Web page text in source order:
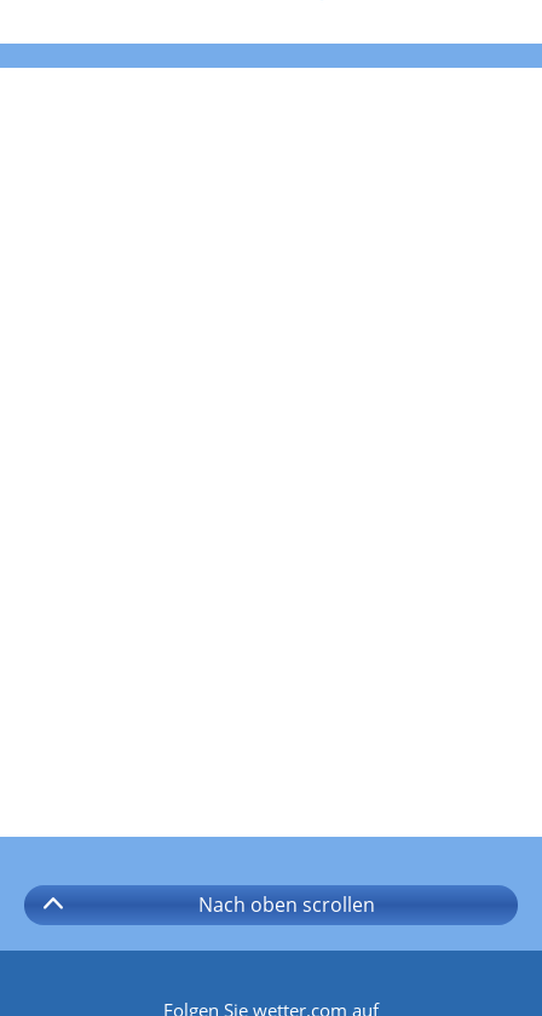
Nach oben scrollen
Folgen Sie wetter.com auf